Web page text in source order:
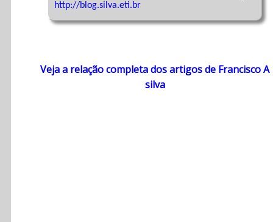
http://blog.silva.eti.br
Veja a relação completa dos artigos de Francisco A
silva